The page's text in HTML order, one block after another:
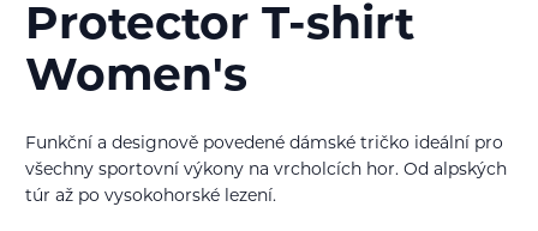
Protector T-shirt
Women's
Funkční a designově povedené dámské tričko ideální pro
všechny sportovní výkony na vrcholcích hor. Od alpských
túr až po vysokohorské lezení.